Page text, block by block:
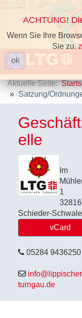
ACHTUNG!
Wenn Sie Ihre
Sie zu.
ok
Aktuelle Seite:
Satzung/
elle
Im
1
32816
Schieder-
vCard
05284 9436250
turngau.de